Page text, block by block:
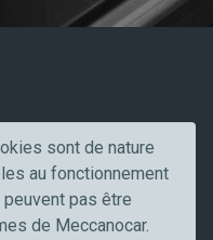
sont de nature
au fonctionnement
pas être
de Meccanocar.